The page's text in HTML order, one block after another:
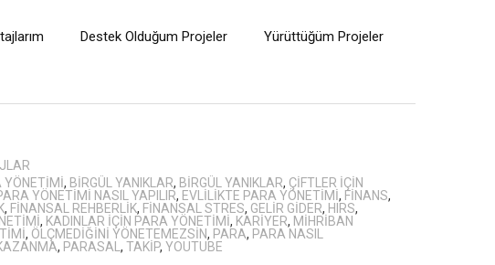
Destek Olduğum Projeler Yürüttüğüm Projeler
YÖNETIMI, BİRGÜL YANIKLAR, BIRGÜL YANIKLAR, ÇIFTLER IÇIN
YÖNETIMI NASIL YAPILIR, EVLILIKTE PARA YÖNETIMI, FINANS,
, FINANSAL REHBERLIK, FINANSAL STRES, GELIR GIDER, HIRS,
, KADINLAR IÇIN PARA YÖNETIMI, KARIYER, MIHRIBAN
, ÖLÇMEDIĞINI YÖNETEMEZSIN, PARA, PARA NASIL
, PARASAL , TAKIP, YOUTUBE